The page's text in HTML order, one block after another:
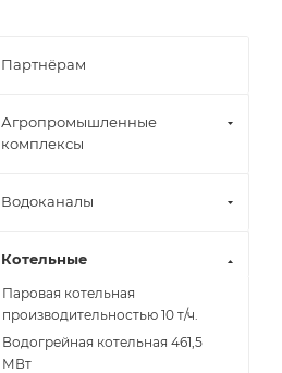
Партнёрам
Агропромышленные
комплексы
Водоканалы
Котельные
Паровая котельная
производительностью 10 т/ч.
Водогрейная котельная 461,5
МВт